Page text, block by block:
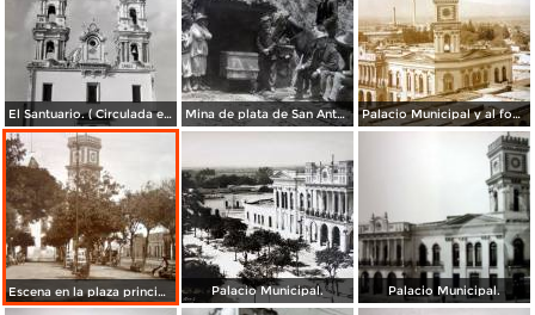
El Santuario. ( Circulada el 28 de Diciembre de 1964 ). Mina de plata de San Antonio ( Circulada el 25 de Junio de 1908 ). Palacio Municipal y al fondo el Ingenio azucarero. Ameca Jalisco
Escena en la plaza principal. Palacio Municipal. Palacio Municipal.